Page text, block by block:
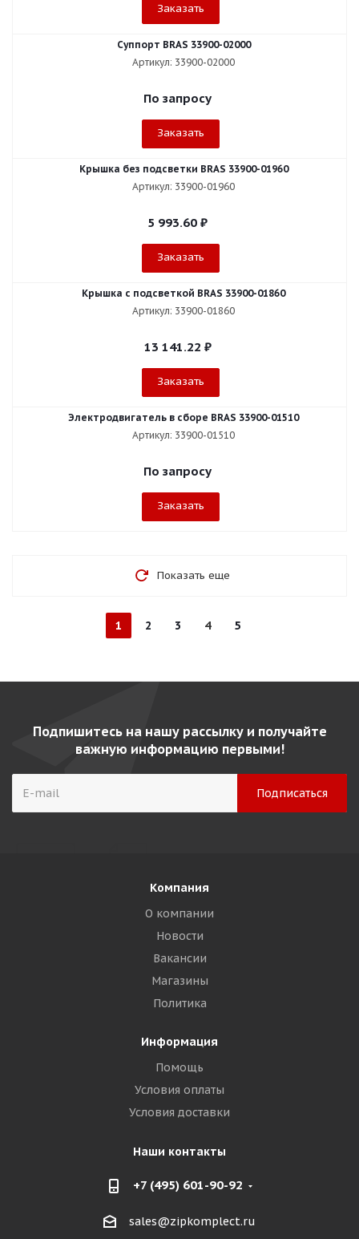
Заказать
Суппорт BRAS 33900-02000
Артикул: 33900-02000
По запросу
Заказать
Крышка без подсветки BRAS 33900-01960
Артикул: 33900-01960
5 993.60 ₽
Заказать
Крышка с подсветкой BRAS 33900-01860
Артикул: 33900-01860
13 141.22 ₽
Заказать
Электродвигатель в сборе BRAS 33900-01510
Артикул: 33900-01510
По запросу
Заказать
Показать еще
1 2 3 4 5
Подпишитесь на нашу рассылку и получайте
важную информацию первыми!
Компания
О компании
Новости
Вакансии
Магазины
Политика
Информация
Помощь
Условия оплаты
Условия доставки
Наши контакты
+7 (495) 601-90-92
sales@zipkomplect.ru